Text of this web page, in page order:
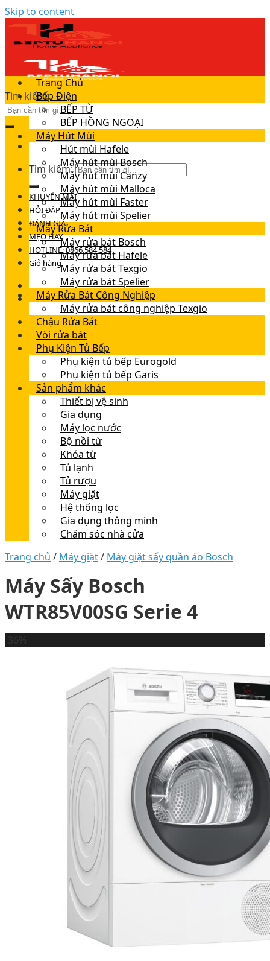
Skip to content
Tìm kiếm:
Tìm kiếm:
KHUYẾN MÃI
HỎI ĐÁP
ĐÁNH GIÁ
MẸO HAY
HOTLINE: 0866.584.584
Giỏ hàng
Trang Chủ
Bếp Điện
BẾP TỪ
BẾP HỒNG NGOẠI
Máy Hút Mùi
Hút mùi Hafele
Máy hút mùi Bosch
Máy hút mùi Canzy
Máy hút mùi Malloca
Máy hút mùi Faster
Máy hút mùi Spelier
Máy Rửa Bát
Máy rửa bát Bosch
Máy rửa bát Hafele
Máy rửa bát Texgio
Máy rửa bát Spelier
Máy Rửa Bát Công Nghiệp
Máy rửa bát công nghiệp Texgio
Chậu Rửa Bát
Vòi rửa bát
Phụ Kiện Tủ Bếp
Phụ kiện tủ bếp Eurogold
Phụ kiện tủ bếp Garis
Sản phẩm khác
Thiết bị vệ sinh
Gia dụng
Máy lọc nước
Bộ nồi từ
Khóa từ
Tủ lạnh
Tủ rượu
Máy giặt
Hệ thống lọc
Gia dụng thông minh
Chăm sóc nhà cửa
Trang chủ / Máy giặt/ Máy giặt sấy quần áo Bosch
Máy Sấy Bosch
WTR85V00SG Serie 4